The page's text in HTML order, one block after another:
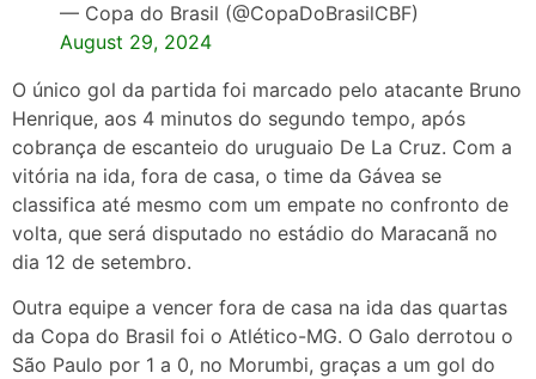
— Copa do Brasil (@CopaDoBrasilCBF)
August 29, 2024
O único gol da partida foi marcado pelo atacante Bruno
Henrique, aos 4 minutos do segundo tempo, após
cobrança de escanteio do uruguaio De La Cruz. Com a
vitória na ida, fora de casa, o time da Gávea se
classifica até mesmo com um empate no confronto de
volta, que será disputado no estádio do Maracanã no
dia 12 de setembro.
Outra equipe a vencer fora de casa na ida das quartas
da Copa do Brasil foi o Atlético-MG. O Galo derrotou o
São Paulo por 1 a 0, no Morumbi, graças a um gol do